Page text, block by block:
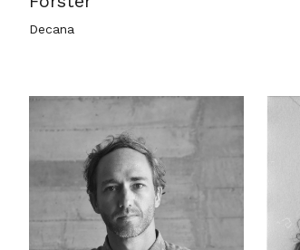
Decana